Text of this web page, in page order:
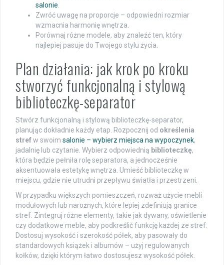
salonie
Zwróć uwagę na proporcje – odpowiedni rozmiar
wzmacnia harmonię wnętrza.
Porównaj różne modele, aby znaleźć ten, który
najlepiej pasuje do Twojego stylu życia.
Plan działania: jak krok po kroku
stworzyć funkcjonalną i stylową
biblioteczkę-separator
Stwórz funkcjonalną i stylową biblioteczkę-separator,
planując dokładnie każdy etap. Rozpocznij od określenia
strefw swoim salonie – wybierz miejsca na wypoczynek,
jadalnię lub czytanie. Wybierz odpowiednią biblioteczkę,
która będzie pełniła rolę separatora, a jednocześnie
aksentuowała estetykę wnętrza. Umieść biblioteczkę w
miejscu, gdzie nie utrudni przepływu światła i przestrzeni.
W przypadku większych pomieszczeń, rozważ użycie mebli
modułowych lub narożnych, które lepiej zdefiniują granice
stref. Zintegruj różne elementy, takie jak dywany, oświetlenie
czy dodatkowe meble, aby podkreślić funkcję każdej ze stref.
Dostosuj wysokość i szerokość półek, aby pasowały do
standardowych książek i albumów – użyj regulowanych
kołków, dzięki którym łatwo dostosujesz wysokość półek.